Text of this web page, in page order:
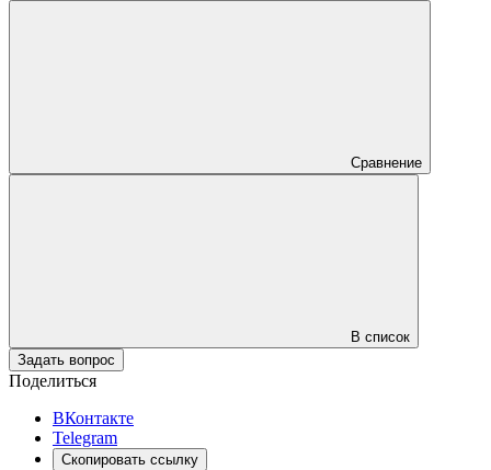
Сравнение
В список
Задать вопрос
Поделиться
ВКонтакте
Telegram
Скопировать ссылку